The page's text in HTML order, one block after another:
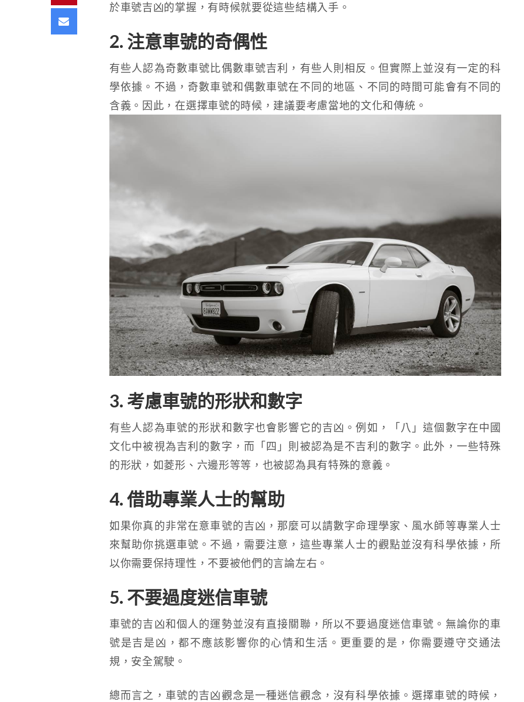
Email
於車號吉凶的掌握，有時候就要從這些結構入手。
2. 注意車號的奇偶性
有些人認為奇數車號比偶數車號吉利，有些人則相反。但實際上並沒有一定的科
學依據。不過，奇數車號和偶數車號在不同的地區、不同的時間可能會有不同的
含義。因此，在選擇車號的時候，建議要考慮當地的文化和傳統。
3. 考慮車號的形狀和數字
有些人認為車號的形狀和數字也會影響它的吉凶。例如，「八」這個數字在中國
文化中被視為吉利的數字，而「四」則被認為是不吉利的數字。此外，一些特殊
的形狀，如菱形、六邊形等等，也被認為具有特殊的意義。
4. 借助專業人士的幫助
如果你真的非常在意車號的吉凶，那麼可以請數字命理學家、風水師等專業人士
來幫助你挑選車號。不過，需要注意，這些專業人士的觀點並沒有科學依據，所
以你需要保持理性，不要被他們的言論左右。
5. 不要過度迷信車號
車號的吉凶和個人的運勢並沒有直接關聯，所以不要過度迷信車號。無論你的車
號是吉是凶，都不應該影響你的心情和生活。更重要的是，你需要遵守交通法
規，安全駕駛。
總而言之，車號的吉凶觀念是一種迷信觀念，沒有科學依據。選擇車號的時候，